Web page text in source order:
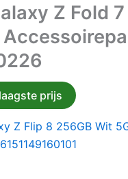
Z Fold
prijs